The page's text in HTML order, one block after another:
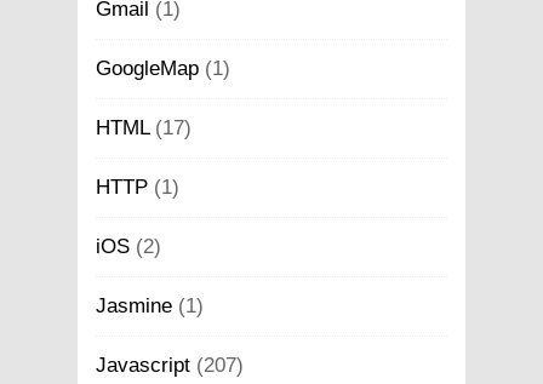
Gmail (1)
GoogleMap (1)
HTML(17)
HTTP (1)
iOS (2)
Jasmine (1)
Javascript (207)